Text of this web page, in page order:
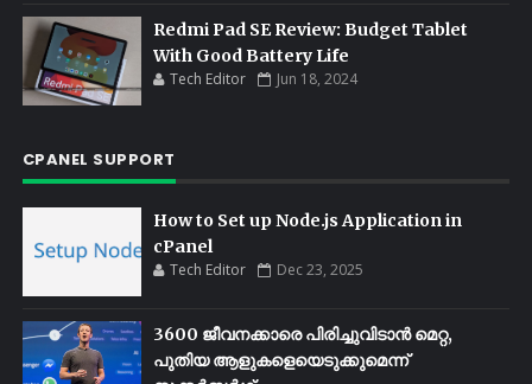
Redmi Pad SE Review: Budget Tablet
With Good Battery Life
Tech Editor Jun 18, 2024
CPANEL SUPPORT
How to Set up Node.js Application in
cPanel
Tech Editor Dec 23, 2025
3600 ജീവനക്കാരെ പിരിച്ചുവിടാൻ മെറ്റ,
പുതിയ ആളുകളെയെടുക്കുമെന്ന്